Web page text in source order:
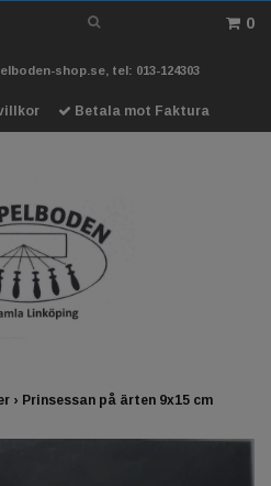
0
shop.se, tel: 013-124303
Betala mot Faktura
› Prinsessan på ärten 9x15 cm